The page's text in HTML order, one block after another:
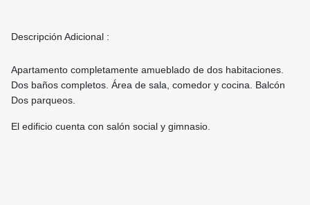
Descripción Adicional :
Apartamento completamente amueblado de dos habitaciones.
Dos baños completos. Área de sala, comedor y cocina. Balcón
Dos parqueos.
El edificio cuenta con salón social y gimnasio.